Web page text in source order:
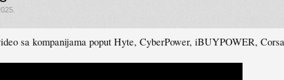
sa kompanijama poput Hyte, CyberPower, iBUYPOWER,